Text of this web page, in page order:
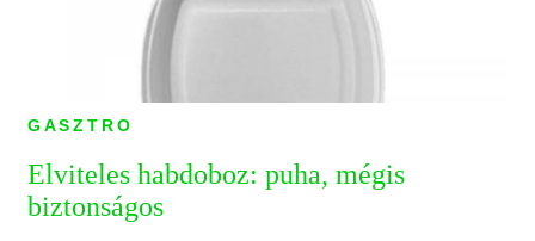
GASZTRO
Elviteles habdoboz: puha, mégis
biztonságos